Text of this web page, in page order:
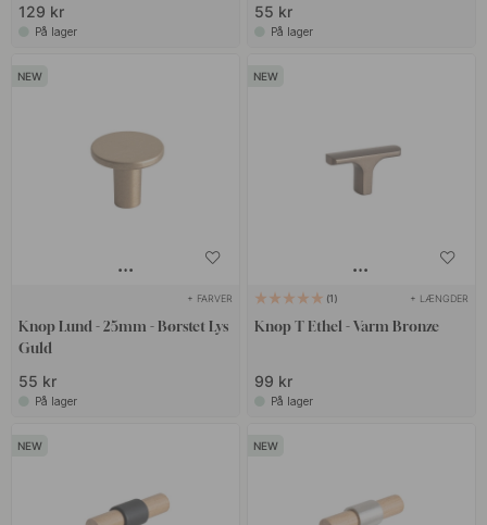
129 kr
På lager
55 kr
På lager
+ FARVER
Knop Lund - 25mm - Børstet Lys
Guld
55 kr
På lager
1 + LÆNGDER
Knop T Ethel - Varm Bronze
99 kr
På lager